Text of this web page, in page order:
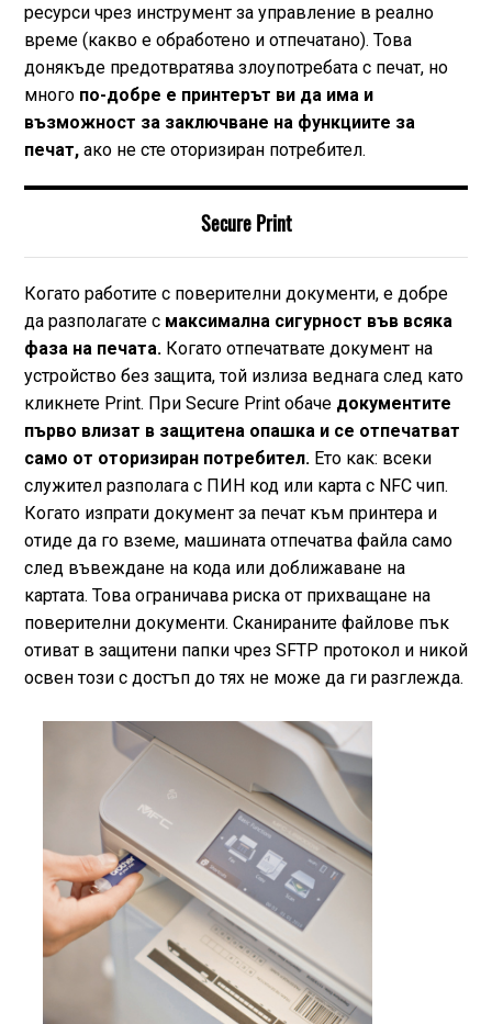
ресурси чрез инструмент за управление в реално
време (какво е обработено и отпечатано). Това
донякъде предотвратява злоупотребата с печат, но
много по-добре е принтерът ви да има и
възможност за заключване на функциите за
печат,ако не сте оторизиран потребител.
Secure Print
Когато работите с поверителни документи, е добре
да разполагате с максимална сигурност във всяка
фаза на печата. Когато отпечатвате документ на
устройство без защита, той излиза веднага след като
кликнете Print. При Secure Print обаче документите
първо влизат в защитена опашка и се отпечатват
само от оторизиран потребител. Ето как: всеки
служител разполага с ПИН код или карта с NFC чип.
Когато изпрати документ за печат към принтера и
отиде да го вземе, машината отпечатва файла само
след въвеждане на кода или доближаване на
картата. Това ограничава риска от прихващане на
поверителни документи. Сканираните файлове пък
отиват в защитени папки чрез SFTP протокол и никой
освен този с достъп до тях не може да ги разглежда.